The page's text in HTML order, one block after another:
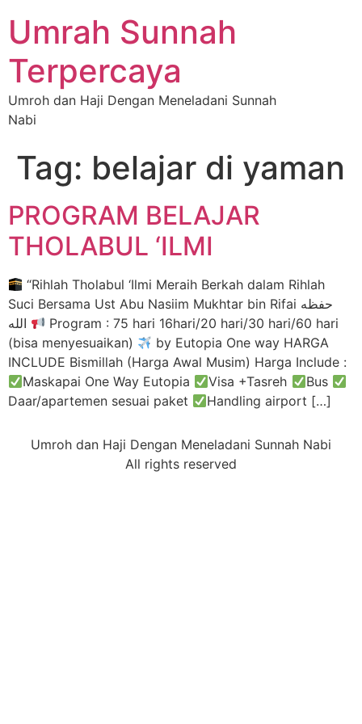
Umrah Sunnah
Terpercaya
Umroh dan Haji Dengan Meneladani Sunnah
Nabi
Tag: belajar di yaman
PROGRAM BELAJAR
THOLABUL ‘ILMI
“Rihlah Tholabul ‘Ilmi Meraih Berkah dalam Rihlah
Suci Bersama Ust Abu Nasiim Mukhtar bin Rifai حفظه
Program : 75 hari 16hari/20 hari/30 hari/60 hari
(bisa menyesuaikan)
by Eutopia One way HARGA
INCLUDE Bismillah (Harga Awal Musim) Harga Include :
Maskapai One Way Eutopia
Visa +Tasreh
Bus
Daar/apartemen sesuai paket
Handling airport […]
Umroh dan Haji Dengan Meneladani Sunnah Nabi
All rights reserved